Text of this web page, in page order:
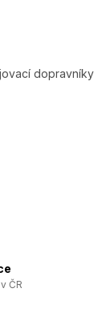
dopravníky
ČR